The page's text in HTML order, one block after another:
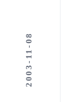
2003-11-08